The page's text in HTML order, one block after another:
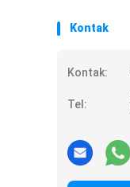
Kontak
Kontak:
Tel: